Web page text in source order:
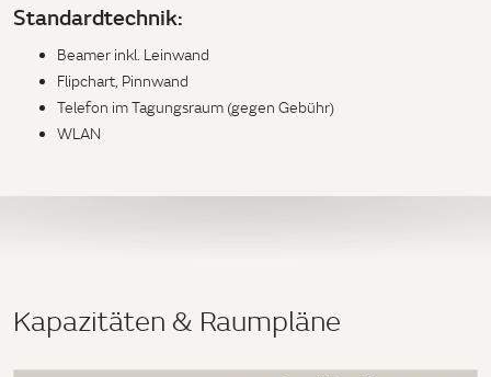
Standardtechnik:
Beamer inkl. Leinwand
Flipchart, Pinnwand
Telefon im Tagungsraum (gegen Gebühr)
WLAN
Kapazitäten & Raumpläne